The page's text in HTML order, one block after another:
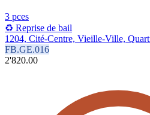
3 pces
♻️ Reprise de bail
1204, Cité-Centre, Vieille-Ville,
FB.GE.016
2'820.00